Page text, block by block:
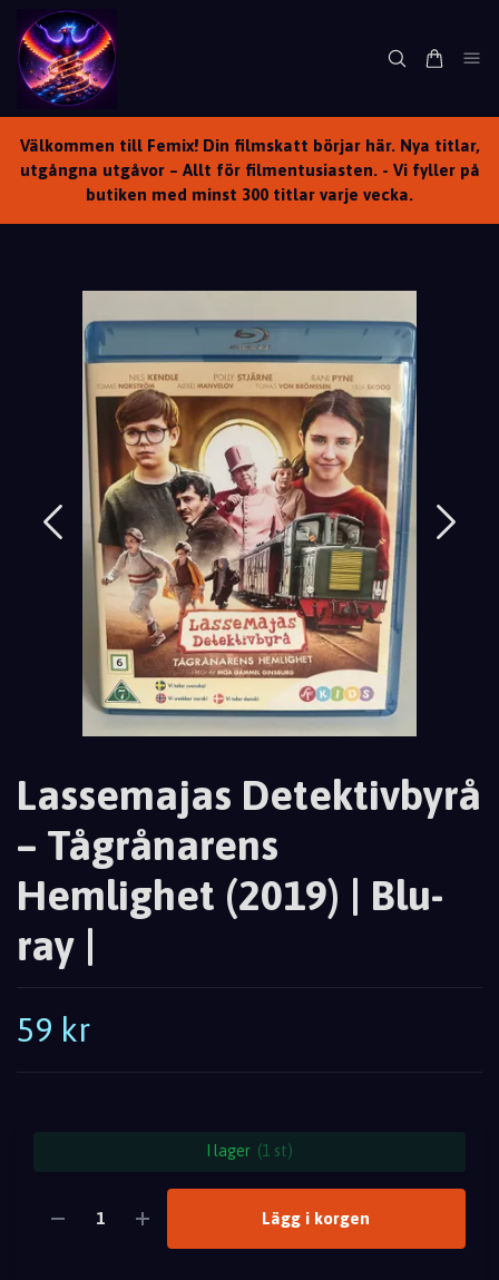
Välkommen till Femix! Din filmskatt börjar här. Nya titlar,
utgångna utgåvor – Allt för filmentusiasten. - Vi fyller på
butiken med minst 300 titlar varje vecka.
Lassemajas Detektivbyrå
– Tågrånarens
Hemlighet (2019) | Blu-
ray |
59 kr
I lager (1 st)
Lägg i korgen